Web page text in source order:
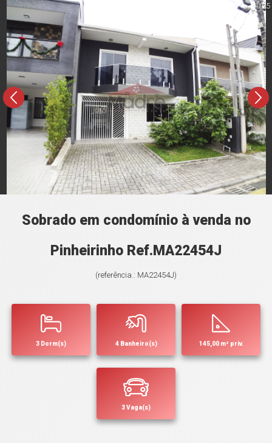
1/25
Sobrado em condomínio à venda no
Pinheirinho Ref.MA22454J
(referência.: MA22454J)
3 Dorm(s) 4 Banheiro(s) 145,00 m² priv.
3 Vaga(s)